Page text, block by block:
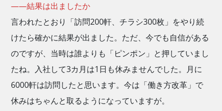
——結果は出ましたか
言われたとおり「訪問200軒、チラシ300枚」をやり続
けたら確かに結果が出ました。ただ、今でも自信がある
のですが、当時は誰よりも「ピンポン」と押していまし
たね。入社して3カ月は1日も休みませんでした。月に
6000軒は訪問したと思います。今は「働き方改革」で
休みはちゃんと取るようになっていますが。